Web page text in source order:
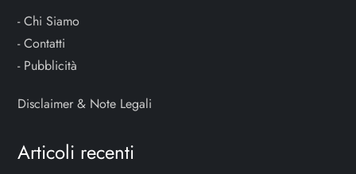
-Chi Siamo
-Contatti
- Pubblicità
Disclaimer & Note Legali
Articoli recenti